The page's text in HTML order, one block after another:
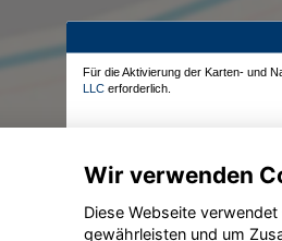
Für die Aktivierung der Karten- und
LLC erforderlich.
Wir verwenden
Diese Webseite
gewährleisten und um